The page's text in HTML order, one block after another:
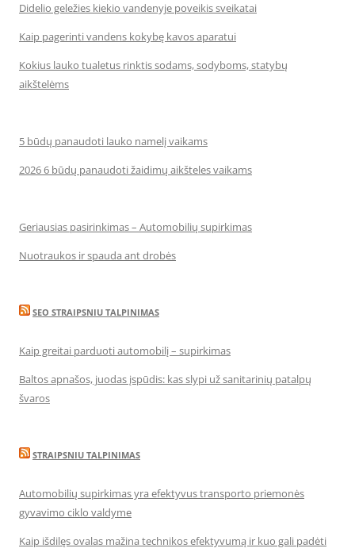
Didelio geležies kiekio vandenyje poveikis sveikatai
Kaip pagerinti vandens kokybę kavos aparatui
Kokius lauko tualetus rinktis sodams, sodyboms, statybų
aikštelėms
5 būdų panaudoti lauko namelį vaikams
2026 6 būdų panaudoti žaidimų aikšteles vaikams
Geriausias pasirinkimas – Automobilių supirkimas
Nuotraukos ir spauda ant drobės
SEO STRAIPSNIU TALPINIMAS
Kaip greitai parduoti automobilį – supirkimas
Baltos apnašos, juodas įspūdis: kas slypi už sanitarinių patalpų
švaros
STRAIPSNIU TALPINIMAS
Automobilių supirkimas yra efektyvus transporto priemonės
gyvavimo ciklo valdyme
Kaip išdilęs ovalas mažina technikos efektyvumą ir kuo gali padėti